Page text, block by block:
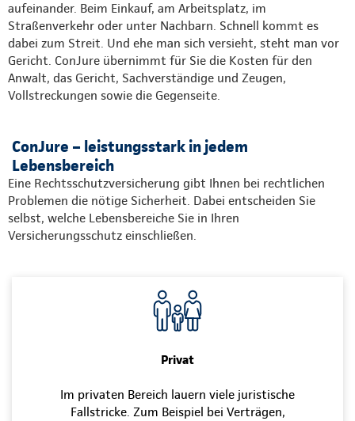
aufeinander. Beim Einkauf, am Arbeitsplatz, im
Straßenverkehr oder unter Nachbarn. Schnell kommt es
dabei zum Streit. Und ehe man sich versieht, steht man vor
Gericht. ConJure übernimmt für Sie die Kosten für den
Anwalt, das Gericht, Sachverständige und Zeugen,
Vollstreckungen sowie die Gegenseite.
ConJure – leistungsstark in jedem
Lebensbereich
Eine Rechtsschutzversicherung gibt Ihnen bei rechtlichen
Problemen die nötige Sicherheit. Dabei entscheiden Sie
selbst, welche Lebensbereiche Sie in Ihren
Versicherungsschutz einschließen.
Privat
Im privaten Bereich lauern viele juristische
Fallstricke. Zum Beispiel bei Verträgen,